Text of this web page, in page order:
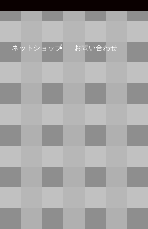
ネットショップ お問い合わせ